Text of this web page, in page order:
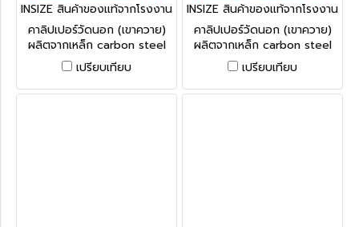
INSIZE สินค้าของแท้จากโรงงาน
ผู้ผลิต 7241-400
คาลิปเปอร์วัดนอก (เขาควาย)
ผลิตจากเหล็ก carbon steel
INSIZE Outside Caliper 7241
series
เปรียบเทียบ
INSIZE สินค้าของแท้จากโรงงาน
ผู้ผลิต 7241-300
คาลิปเปอร์วัดนอก (เขาควาย)
ผลิตจากเหล็ก carbon steel
INSIZE Outside Caliper 7241
series
เปรียบเทียบ